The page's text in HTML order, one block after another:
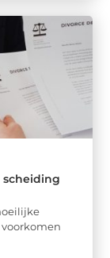
scheiding